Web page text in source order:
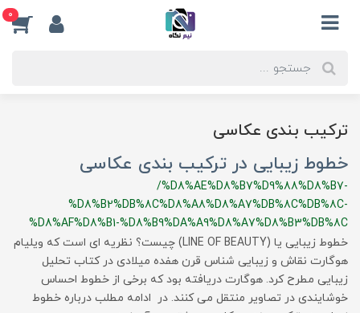
0
ترکیب بندی عکاسی
خطوط زیبایی در ترکیب بندی عکاسی
/%D8%AE%D8%B7%D9%88%D8%B7-
%D8%B2%DB%8C%D8%A8%D8%A7%DB%8C%DB%8C-
%D8%AF%D8%B1-%D8%B9%DA%A9%D8%A7%D8%B3%DB%8C
خطوط زیبایی یا (LINE OF BEAUTY) چیست؟ نظریه ای است که ویلیام
هوگارت نقاش و زیبایی شناس قرن هفده میلادی در کتاب تحلیل
زیبایی مطرح کرد. هوگارت دریافته بود که برخی از خطوط احساس
خوشایندی در تصاویر منتقل می کنند. در ادامه مطلب درباره خطوط